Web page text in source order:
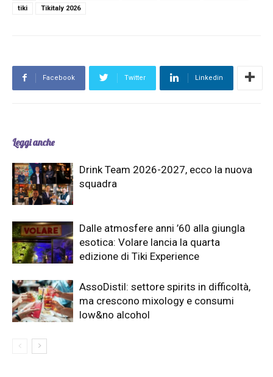
tiki
Tikitaly 2026
Facebook Twitter Linkedin
Leggi anche
Drink Team 2026-2027, ecco la nuova
squadra
Dalle atmosfere anni ’60 alla giungla
esotica: Volare lancia la quarta
edizione di Tiki Experience
AssoDistil: settore spirits in difficoltà,
ma crescono mixology e consumi
low&no alcohol